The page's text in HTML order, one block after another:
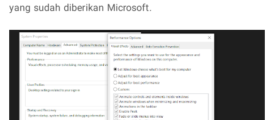
yang sudah diberikan Microsoft.